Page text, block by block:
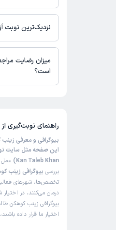
در حال حاضر اطلاعاتی
دسترس نیست. برای
نزدیک‌ترین نوبت
زینب کوهکن طالب خان از روز یکشنبه 18 مرداد
میزان رضایت
است؟
راهنمای نوبت‌گیری از
بیوگرافی و معرفی
Kan Taleb Khan)
عمل
بررسی بیوگرافی زینب
تخصص‌ها، شهرهای
درمان می‌کنند، در
بیوگرافی زینب کوهکن
اختیار ما قرار داده